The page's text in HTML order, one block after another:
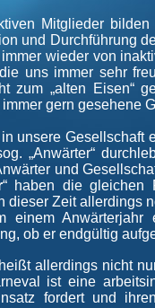
Mitglieder
und Durchführung
wieder von
uns immer sehr
zum „alten Eisen“
gern gesehene
unsere Gesellschaft
„Anwärter“
und
“ haben die gleichen
dieser Zeit allerdings
einem Anwärterjahr
ob er endgültig
allerdings nicht
ist eine
fordert und